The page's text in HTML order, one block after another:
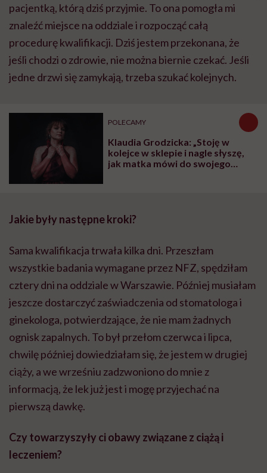
pacjentką, którą dziś przyjmie. To ona pomogła mi
znaleźć miejsce na oddziale i rozpocząć całą
procedurę kwalifikacji. Dziś jestem przekonana, że
jeśli chodzi o zdrowie, nie można biernie czekać. Jeśli
jedne drzwi się zamykają, trzeba szukać kolejnych.
POLECAMY
Klaudia Grodzicka: „Stoję w
kolejce w sklepie i nagle słyszę,
jak matka mówi do swojego
Jakie były następne kroki?
Sama kwalifikacja trwała kilka dni. Przeszłam
wszystkie badania wymagane przez NFZ, spędziłam
cztery dni na oddziale w Warszawie. Później musiałam
jeszcze dostarczyć zaświadczenia od stomatologa i
ginekologa, potwierdzające, że nie mam żadnych
ognisk zapalnych. To był przełom czerwca i lipca,
chwilę później dowiedziałam się, że jestem w drugiej
ciąży, a we wrześniu zadzwoniono do mnie z
informacją, że lek już jest i mogę przyjechać na
pierwszą dawkę.
Czy towarzyszyły ci obawy związane z ciążą i
leczeniem?